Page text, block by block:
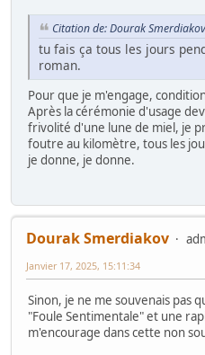
Citation de: Dourak
tu fais ça tous les jours
roman.
Pour que je m'engage,
Après la cérémonie d'usage
frivolité d'une lune de miel, je
foutre au kilomètre, tous les
je donne, je donne.
Dourak Smerdiakov
Janvier 17, 2025, 15:11:34
Sinon, je ne me souvenais pas
"Foule Sentimentale" et une
m'encourage dans cette non